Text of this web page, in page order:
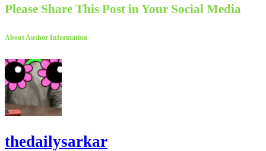
Please Share This Post in Your Social Media
About Author Information
thedailysarkar